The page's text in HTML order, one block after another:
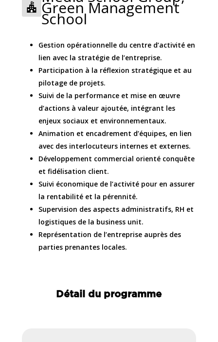
Green Management
School
Gestion opérationnelle du centre d’activité en
lien avec la stratégie de l’entreprise.
Participation à la réflexion stratégique et au
pilotage de projets.
Suivi de la performance et mise en œuvre
d’actions à valeur ajoutée, intégrant les
enjeux sociaux et environnementaux.
Animation et encadrement d’équipes, en lien
avec des interlocuteurs internes et externes.
Développement commercial orienté conquête
et fidélisation client.
Suivi économique de l’activité pour en assurer
la rentabilité et la pérennité.
Supervision des aspects administratifs, RH et
logistiques de la business unit.
Représentation de l’entreprise auprès des
parties prenantes locales.
Détail du programme